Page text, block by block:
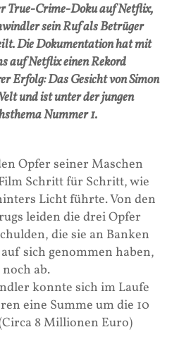
True-Crime-Doku auf Netflix,
sein Ruf als Betrüger
Die Dokumentation hat mit
auf Netflix einen Rekord
Erfolg: Das Gesicht von Simon
und ist unter der jungen
Nummer 1.
Opfer seiner Maschen
Schritt für Schritt, wie
Licht führte. Von den
leiden die drei Opfer
die sie an Banken
sich genommen haben,
ab.
konnte sich im Laufe
eine Summe um die 10
8 Millionen Euro)